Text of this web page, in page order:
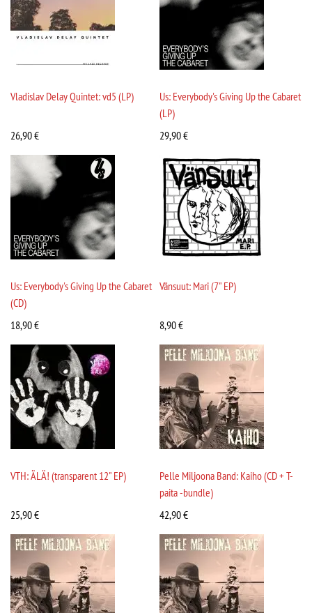
Vladislav Delay Quintet: vd5 (LP)
26,90€
Us: Everybody's Giving Up the Cabaret
(LP)
29,90€
Us: Everybody's Giving Up the Cabaret
(CD)
18,90€
Vänsuut: Mari (7" EP)
8,90€
VTH: ÄLÄ! (transparent 12" EP)
25,90€
Pelle Miljoona Band: Kaiho (CD + T-
paita -bundle)
42,90€